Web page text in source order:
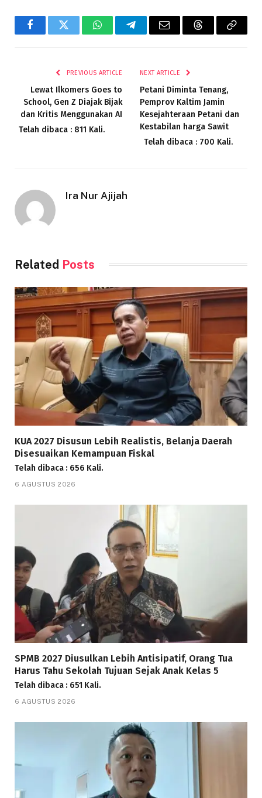
FacebookTwitter WhatsAppTelegramEmail ThreadsCopy
PREVIOUS ARTICLE
Lewat Ilkomers Goes to
School, Gen Z Diajak Bijak
dan Kritis Menggunakan AI
Telah dibaca : 811 Kali.
NEXT ARTICLE
Petani Diminta Tenang,
Pemprov Kaltim Jamin
Kesejahteraan Petani dan
Kestabilan harga Sawit
Telah dibaca : 700 Kali.
Ira Nur Ajijah
Related Posts
KUA 2027 Disusun Lebih Realistis, Belanja Daerah
Disesuaikan Kemampuan Fiskal
Telah dibaca : 656 Kali.
6 AGUSTUS 2026
SPMB 2027 Diusulkan Lebih Antisipatif, Orang Tua
Harus Tahu Sekolah Tujuan Sejak Anak Kelas 5
Telah dibaca : 651 Kali.
6 AGUSTUS 2026